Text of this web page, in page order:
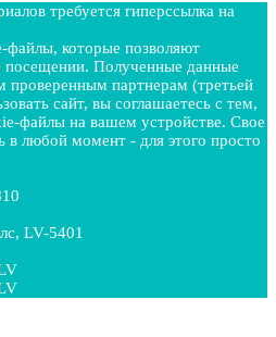
требуется гиперссылка на
файлы, которые позволяют
Полученные данные
партнерам (третьей
сайт, вы соглашаетесь с тем,
файлы на вашем устройстве. Свое
в любой момент - для этого просто
LV-5401